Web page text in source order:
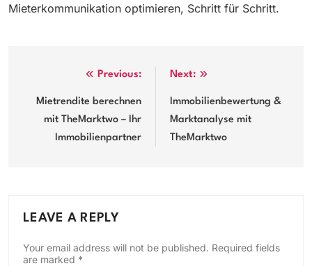
Mieterkommunikation optimieren, Schritt für Schritt.
navigation
Previous:
Mietrendite berechnen
mit TheMarktwo – Ihr
Immobilienpartner
Next:
Immobilienbewertung &
Marktanalyse mit
TheMarktwo
LEAVE A REPLY
Your email address will not be published. Required fields
are marked *